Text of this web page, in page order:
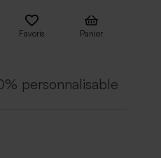
Favoris Panier
personnalisable